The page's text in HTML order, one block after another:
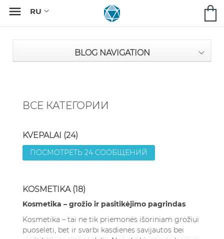

BLOG NAVIGATION
ВСЕ КАТЕГОРИИ
KVEPALAI (24)
ПОСМОТРЕТЬ 24 СООБЩЕНИЙ
KOSMETIKA (18)
Kosmetika – grožio ir pasitikėjimo pagrindas
Kosmetika – tai ne tik priemonės išoriniam grožiui
puoselėti, bet ir svarbi kasdienės savijautos bei